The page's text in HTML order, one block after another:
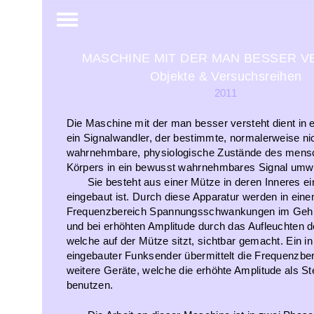
MASCHINE MIT DER MAN BESSER
Objekte & Versuchsreihen
2011
Die Maschine mit der man besser versteht dient in
ein Signalwandler, der bestimmte, normalerweise
wahrnehmbare, physiologische Zustände des
Körpers in ein bewusst wahrnehmbares Signal
Sie besteht aus einer Mütze in deren Inneres
eingebaut ist. Durch diese Apparatur werden in
Frequenzbereich Spannungsschwankungen im
und bei erhöhten Amplitude durch das Aufleuchten
welche auf der Mütze sitzt, sichtbar gemacht. Ein
eingebauter Funksender übermittelt die
weitere Geräte, welche die erhöhte Amplitude als
benutzen.